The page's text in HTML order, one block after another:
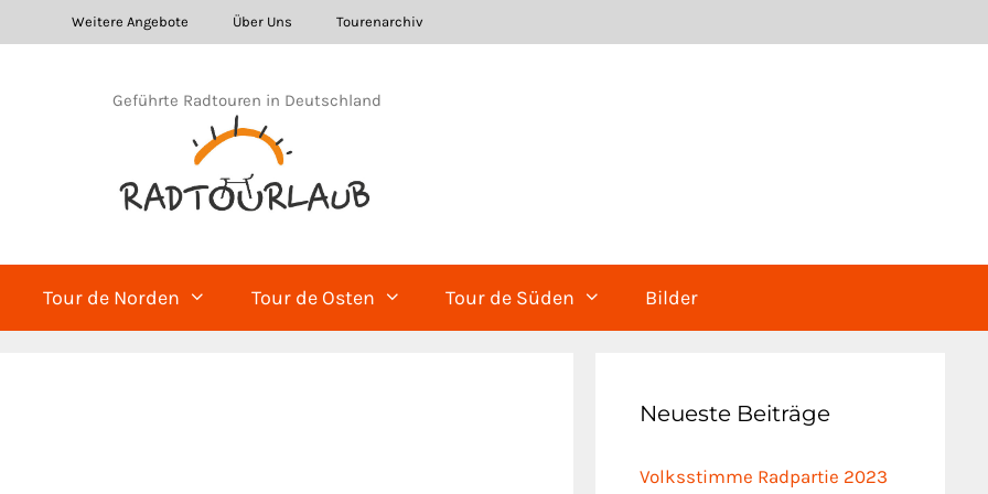
Weitere Angebote Über Uns Tourenarchiv
Geführte Radtouren in Deutschland
Tour de Norden Tour de Osten Tour de Süden Bilder
Neueste Beiträge
Volksstimme Radpartie 2023